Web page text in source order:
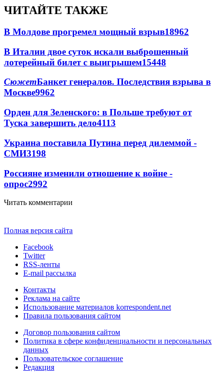
ЧИТАЙТЕ ТАКЖЕ
В Молдове прогремел мощный взрыв18962
В Италии двое суток искали выброшенный
лотерейный билет с выигрышем15448
СюжетБанкет генералов. Последствия взрыва в
Москве9962
Орден для Зеленского: в Польше требуют от
Туска завершить дело4113
Украина поставила Путина перед дилеммой -
СМИ3198
Россияне изменили отношение к войне -
опрос2992
Читать комментарии
Полная версия сайта
Facebook
Twitter
RSS-ленты
E-mail рассылка
Контакты
Реклама на сайте
Использование материалов korrespondent.net
Правила пользования сайтом
Договор пользования сайтом
Политика в сфере конфиденциальности и персональных
данных
Пользовательское соглашение
Редакция